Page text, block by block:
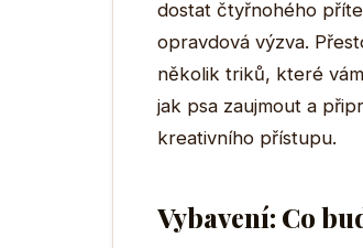
dostat čtyřnohého
opravdová výzva.
několik triků, které
jak psa zaujmout a
kreativního přístupu.
Vybavení: Co